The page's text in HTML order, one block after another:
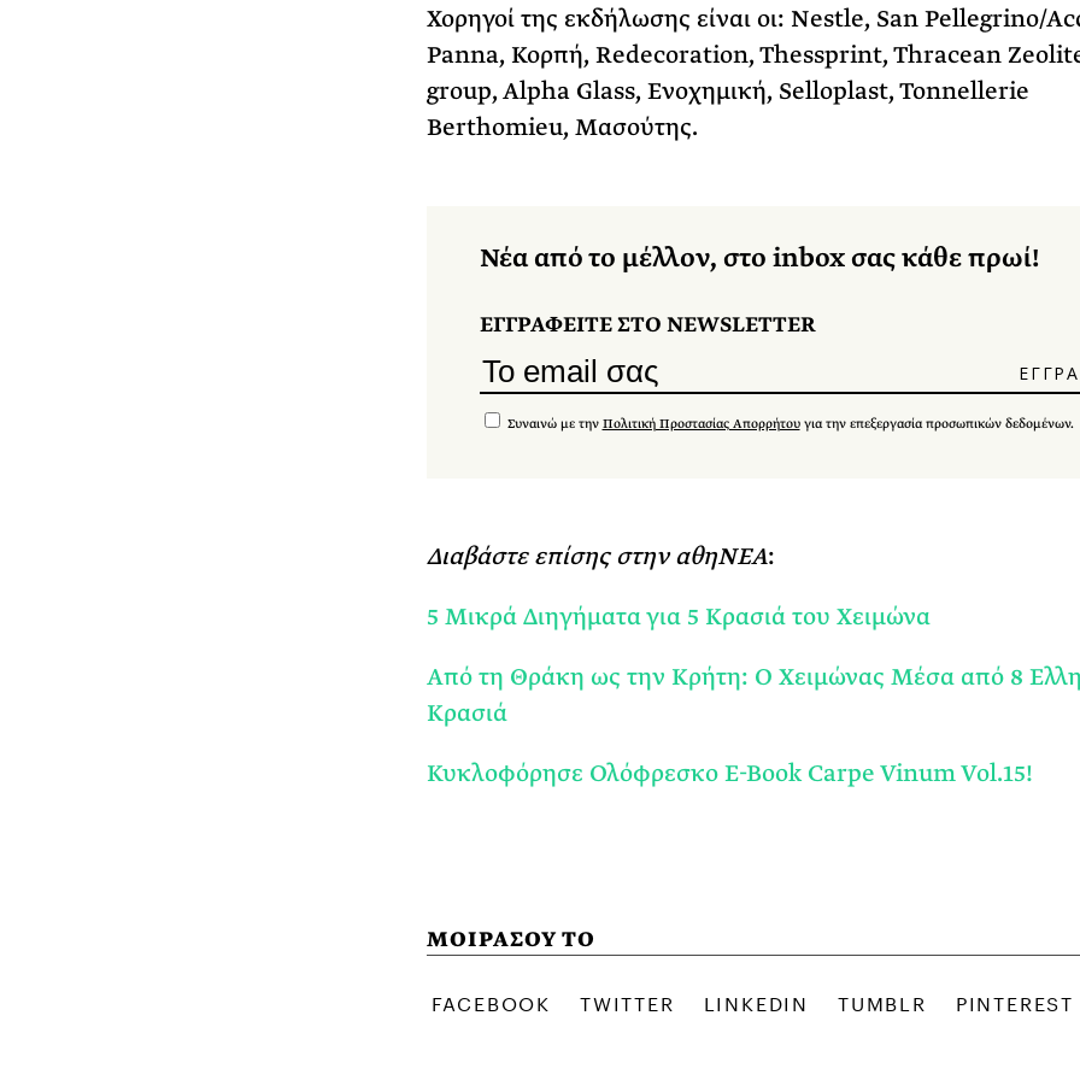
Χορηγοί της εκδήλωσης είναι οι: Nestle, San Pellegrino/
Panna, Κορπή, Redecoration, Thessprint, Thracean
group, Alpha Glass, Ενοχημική, Selloplast, Tonnellerie
Berthomieu, Μασούτης.
Νέα από το μέλλον, στο inbox σας κάθε πρωί!
ΕΓΓΡΑΦΕΙΤΕ ΣΤΟ NEWSLETTER
Συναινώ με την Πολιτική Προστασίας Απορρήτουγια την επεξεργασία προσωπικών δεδομένων.
Διαβάστε επίσης στην αθηΝΕΑ:
5 Μικρά Διηγήματα για 5 Κρασιά του Χειμώνα
Από τη Θράκη ως την Κρήτη: Ο Χειμώνας Μέσα από 8
Κρασιά
Κυκλοφόρησε Ολόφρεσκο E-Book Carpe Vinum Vol.15!
ΜΟΙΡΑΣΟΥ ΤΟ